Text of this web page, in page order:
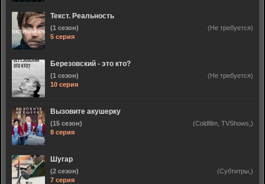
Текст. Реальность
(1 сезон)
5 серия
(Не требуется)
Березовский - это кто?
(1 сезон)
10 серия
(Не требуется)
Вызовите акушерку
(15 сезон)
8 серия
(Coldfilm, TVShows,)
Шугар
(2 сезон)
7 серия
(Субтитры,)